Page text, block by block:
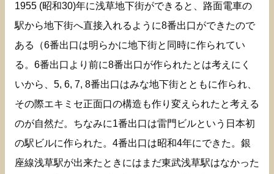
1955 (昭和30)年に浅草地下街ができると、路面電車の
駅から地下街へ直接入れるように8番出口ができたので
ある（6番出口は明らかに地下街と同時に作られてい
る。6番出口より前に8番出口が作られたとは考えにく
いから、5, 6, 7, 8番出口はみな地下街とともに作られ、
その際エキミセ正面口の構造も作り変えられたと考える
のが自然だ。ちなみに1番出口は雷門ビルという日本初
の駅ビルに作られた。4番出口は昭和4年にできた。銀
座線浅草駅が出来たときにはまだ東武浅草駅はなかった